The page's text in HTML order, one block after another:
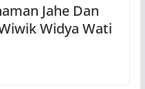
Jahe Dan
Widya Wati